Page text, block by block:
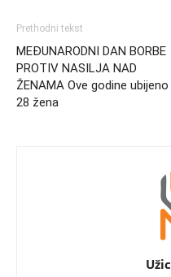
Prethodni tekst
MEĐUNARODNI DAN BORBE
PROTIV NASILJA NAD
ŽENAMA Ove godine ubijeno
28 žena